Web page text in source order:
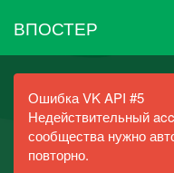
ВПОСТЕР
Ошибка VK API #5
Недействительный
сообщества нужно
повторно.